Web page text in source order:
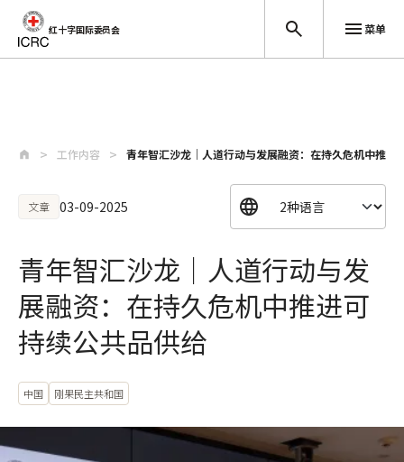
红十字国际委员会 菜单
工作内容 青年智汇沙龙｜人道行动与发展融资：在持久危机中推进
文章 03-09-2025
青年智汇沙龙｜人道行动与发
展融资：在持久危机中推进可
持续公共品供给
中国 刚果民主共和国